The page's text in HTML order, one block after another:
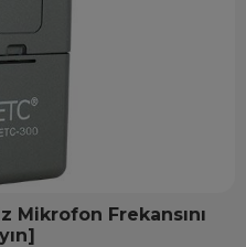
Mikrofon Frekansını